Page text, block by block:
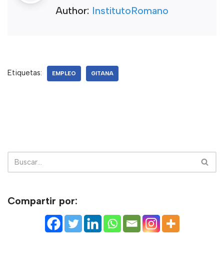
Author: InstitutoRomano
Etiquetas: EMPLEO GITANA
Compartir por: